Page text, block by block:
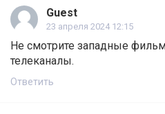
Guest
23 апреля 2024 12:15
Не смотрите западные
телеканалы.
Ответить